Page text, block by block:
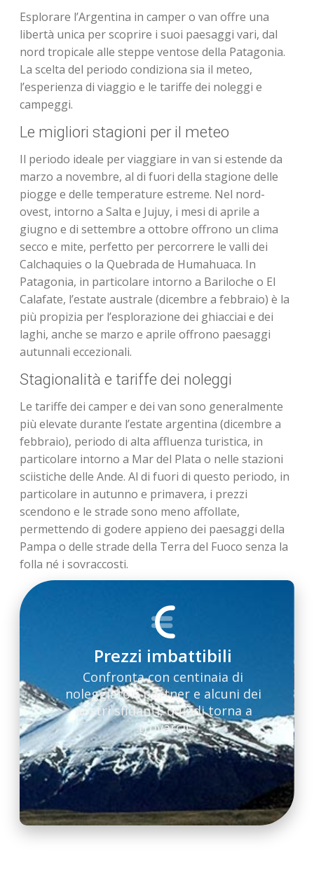
Esplorare l’Argentina in camper o van offre una
libertà unica per scoprire i suoi paesaggi vari, dal
nord tropicale alle steppe ventose della Patagonia.
La scelta del periodo condiziona sia il meteo,
l’esperienza di viaggio e le tariffe dei noleggi e
campeggi.
Le migliori stagioni per il meteo
Il periodo ideale per viaggiare in van si estende da
marzo a novembre, al di fuori della stagione delle
piogge e delle temperature estreme. Nel nord-
ovest, intorno a Salta e Jujuy, i mesi di aprile a
giugno e di settembre a ottobre offrono un clima
secco e mite, perfetto per percorrere le valli dei
Calchaquies o la Quebrada de Humahuaca. In
Patagonia, in particolare intorno a Bariloche o El
Calafate, l’estate australe (dicembre a febbraio) è la
più propizia per l’esplorazione dei ghiacciai e dei
laghi, anche se marzo e aprile offrono paesaggi
autunnali eccezionali.
Stagionalità e tariffe dei noleggi
Le tariffe dei camper e dei van sono generalmente
più elevate durante l’estate argentina (dicembre a
febbraio), periodo di alta affluenza turistica, in
particolare intorno a Mar del Plata o nelle stazioni
sciistiche delle Ande. Al di fuori di questo periodo, in
particolare in autunno e primavera, i prezzi
scendono e le strade sono meno affollate,
permettendo di godere appieno dei paesaggi della
Pampa o delle strade della Terra del Fuoco senza la
folla né i sovraccosti.
Prezzi imbattibili
Confronta con centinaia di
noleggiatori partner e alcuni dei
nostri sfidanti, quindi torna a
trovarci!